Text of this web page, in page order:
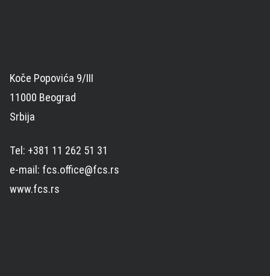
Koče Popovića 9/III
11000 Beograd
Srbija
Tel: +381 11 262 51 31
e-mail: fcs.office@fcs.rs
www.fcs.rs